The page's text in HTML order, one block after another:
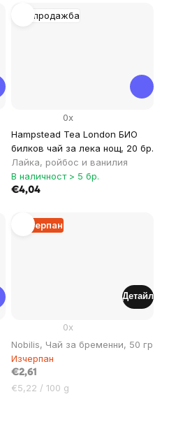
Разпродажба
Hampstead Tea London БИО
билков чай за лека нощ, 20 бр.
Лайка, ройбос и ванилия
0x
В наличност > 5 бр.
€4,04
Изчерпан
Nobilis, Чай за бременни, 50 гр
0x
Изчерпан
€2,61
Цена
€5,22 / 100 g
Детайл